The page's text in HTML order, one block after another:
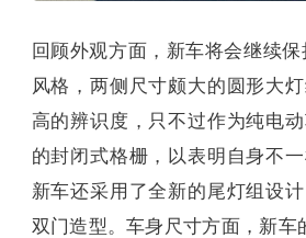
回顾外观方面，新车将会继续
风格，两侧尺寸颇大的圆形大
高的辨识度，只不过作为纯电
的封闭式格栅，以表明自身不
新车还采用了全新的尾灯组设
双门造型。车身尺寸方面，新车